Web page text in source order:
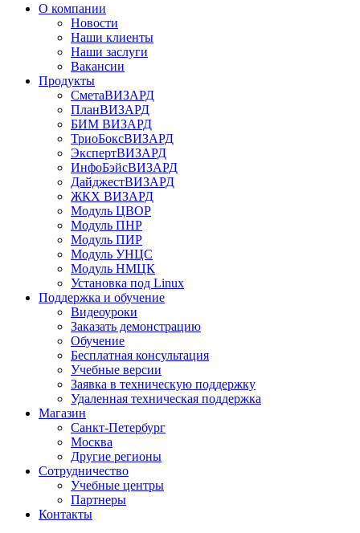
О компании
Новости
Наши клиенты
Наши заслуги
Вакансии
Продукты
СметаВИЗАРД
ПланВИЗАРД
БИМ ВИЗАРД
ТриоБоксВИЗАРД
ЭкспертВИЗАРД
ИнфоБэйсВИЗАРД
ДайджестВИЗАРД
ЖКХ ВИЗАРД
Модуль ЦВОР
Модуль ПНР
Модуль ПИР
Модуль УНЦС
Модуль НМЦК
Установка под Linux
Поддержка и обучение
Видеоуроки
Заказать демонстрацию
Обучение
Бесплатная консультация
Учебные версии
Заявка в техническую поддержку
Удаленная техническая поддержка
Магазин
Санкт-Петербург
Москва
Другие регионы
Сотрудничество
Учебные центры
Партнеры
Контакты